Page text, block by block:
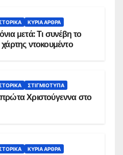
ΚΥΡΙΑ ΑΡΘΡΑ
μετά: Τι συνέβη το
1996 και ο χάρτης ντοκουμέντο
ΣΤΙΓΜΙΌΤΥΠΑ
Χριστούγεννα στο
ΚΥΡΙΑ ΑΡΘΡΑ